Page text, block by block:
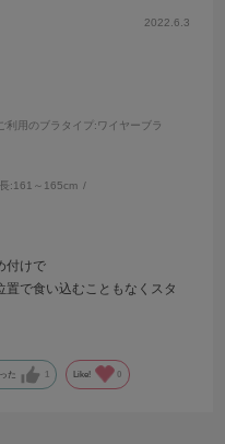
2022.6.3
利用のブラタイプ :ワイヤーブラ
:161～165cm
付けで
で食い込むこともなくスタ
た Like! 0